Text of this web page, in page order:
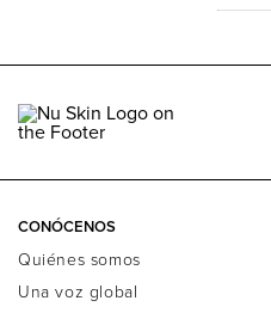
CONÓCENOS
Quiénes somos
Una voz global